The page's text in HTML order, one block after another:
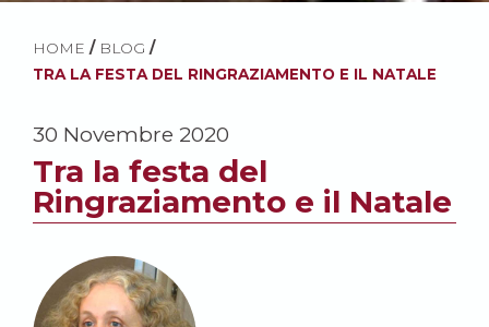
HOME / BLOG /
TRA LA FESTA DEL RINGRAZIAMENTO E IL NATALE
30 Novembre 2020
Tra la festa del
Ringraziamento e il Natale